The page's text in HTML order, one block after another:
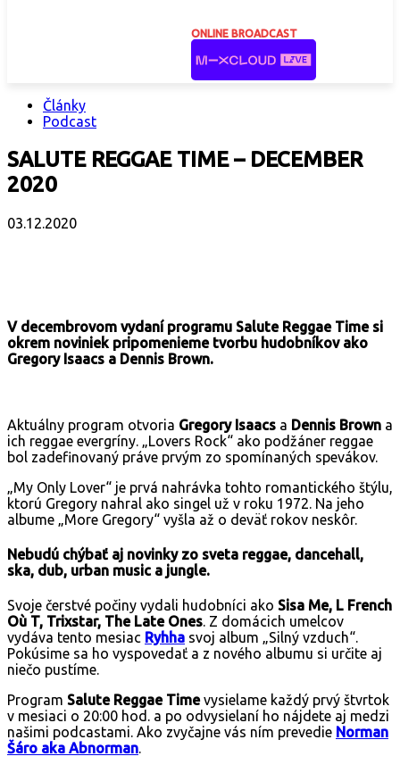
ONLINE BROADCAST
Články
Podcast
SALUTE REGGAE TIME – DECEMBER
2020
03.12.2020
V decembrovom vydaní programu Salute Reggae Time si
okrem noviniek pripomenieme tvorbu hudobníkov ako
Gregory Isaacs a Dennis Brown.
Aktuálny program otvoria Gregory Isaacs a Dennis Brown a
ich reggae evergríny. „Lovers Rock“ ako podžáner reggae
bol zadefinovaný práve prvým zo spomínaných spevákov.
„My Only Lover“ je prvá nahrávka tohto romantického štýlu,
ktorú Gregory nahral ako singel už v roku 1972. Na jeho
albume „More Gregory“ vyšla až o deväť rokov neskôr.
Nebudú chýbať aj novinky zo sveta reggae, dancehall,
ska, dub, urban music a jungle.
Svoje čerstvé počiny vydali hudobníci ako Sisa Me, L French
Où T, Trixstar, The Late Ones. Z domácich umelcov
vydáva tento mesiac Ryhha svoj album „Silný vzduch“.
Pokúsime sa ho vyspovedať a z nového albumu si určite aj
niečo pustíme.
Program Salute Reggae Timevysielame každý prvý štvrtok
v mesiaci o 20:00 hod. a po odvysielaní ho nájdete aj medzi
našimi podcastami. Ako zvyčajne vás ním prevedie Norman
Šáro aka Abnorman.